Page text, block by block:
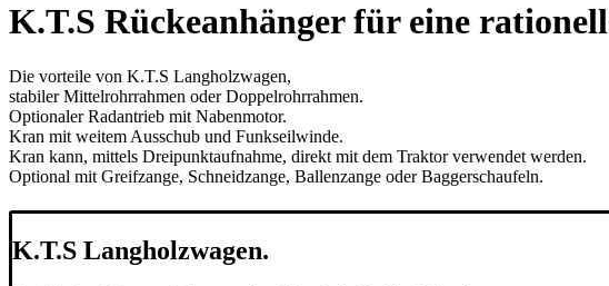
K.T.S Rückeanhänger für eine
Die vorteile von K.T.S Langholzwagen,
stabiler Mittelrohrrahmen oder Doppelrohrrahmen.
Optionaler Radantrieb mit Nabenmotor.
Kran mit weitem Ausschub und Funkseilwinde.
Kran kann, mittels Dreipunktaufnahme, direkt mit dem Traktor verwendet werden.
Optional mit Greifzange, Schneidzange, Ballenzange oder Baggerschaufeln.
K.T.S Langholzwagen.